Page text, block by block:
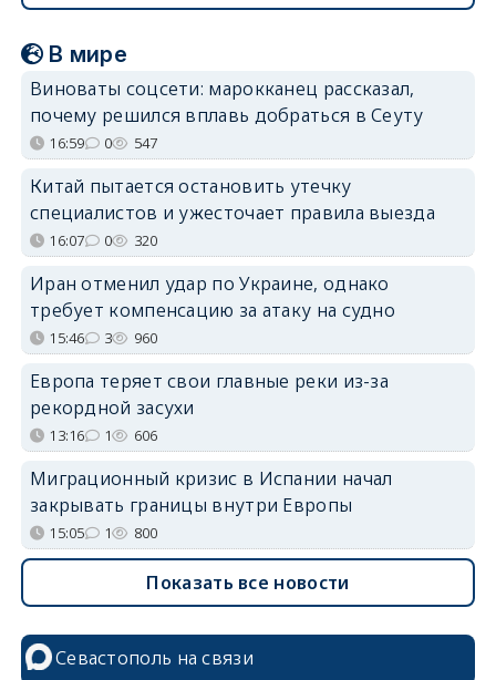
В мире
Виноваты соцсети: марокканец рассказал,
почему решился вплавь добраться в Сеуту
16:59 0 547
Китай пытается остановить утечку
специалистов и ужесточает правила выезда
16:07 0 320
Иран отменил удар по Украине, однако
требует компенсацию за атаку на судно
15:46 3 960
Европа теряет свои главные реки из-за
рекордной засухи
13:16 1 606
Миграционный кризис в Испании начал
закрывать границы внутри Европы
15:05 1 800
Показать все новости
Севастополь на связи